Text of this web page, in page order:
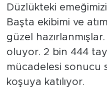
Düzlükteki emeğimizin
Başta ekibimi ve
güzel
oluyor. 2 bin 444
mücadelesi sonucu
koşuya katılıyor.